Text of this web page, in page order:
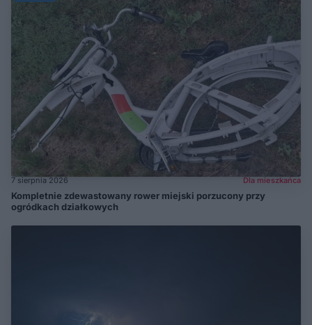
7 sierpnia 2026 Dla mieszkańca
Kompletnie zdewastowany rower miejski porzucony przy
ogródkach działkowych